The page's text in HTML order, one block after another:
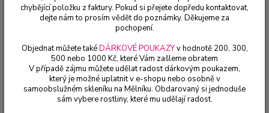
chybějící položku z faktury. Pokud si přejete dopředu kontaktovat,
dejte nám to prosím vědět do poznámky. Děkujeme za
pochopení.
Objednat můžete takéDÁRKOVÉ POUKAZYv hodnotě 200, 300,
500 nebo 1000 Kč, které Vám zašleme obratem
V případě zájmu můžete udělat radost dárkovým poukazem,
který je možné uplatnit v e-shopu nebo osobně v
samoobslužném skleníku na Mělníku. Obdarovaný si jednoduše
sám vybere rostliny, které mu udělají radost.